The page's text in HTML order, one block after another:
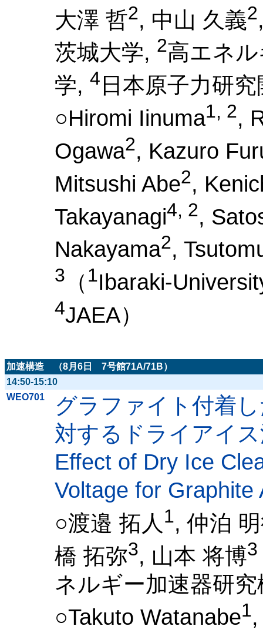
大澤 哲2, 中山 久義2
茨城大学, 2高エネ
学, 4 日本原子力研
○Hiromi Iinuma1, 2,
Ogawa2, Kazuro
Mitsushi Abe2,
Takayanagi4, 2,
Nakayama2,
3 （ 1Ibaraki-
4JAEA）
加速構造 （8月6日 7号館71A/71B）
14:50-15:10
WEO701
グラファイト付着
対するドライアイ
Effect of Dry Ice
Voltage for Graphite
○渡邉 拓人 1, 仲泊
橋 拓弥3, 山本 将博3
ネルギー加速器研
○Takuto Watanabe1